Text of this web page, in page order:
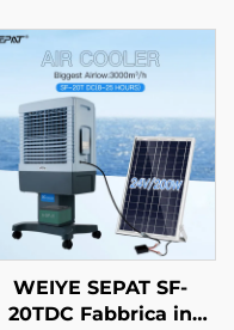
Sospeso in fibra di
carbonio cristallina
Riscaldamento
intelligente
telecomandato IP44
WEIYE SEPAT SF-
20TDC Fabbrica in